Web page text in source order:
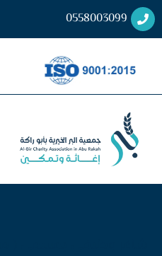
0558003099